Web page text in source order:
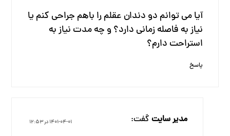
آیا می توانم دو دندان عقلم را باهم جراحی کنم یا
نیاز به فاصله زمانی دارد؟ و چه مدت نیاز به
استراحت دارم؟
پاسخ
مدیر سایت گفت: ۱۴۰۱-۰۴-۰۱ در ۱۲:۵۳